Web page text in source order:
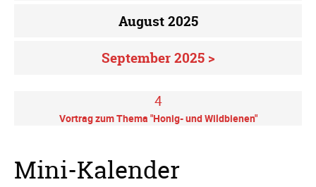
August 2025
September 2025 >
4
Vortrag zum Thema "Honig- und Wildbienen"
Mini-Kalender